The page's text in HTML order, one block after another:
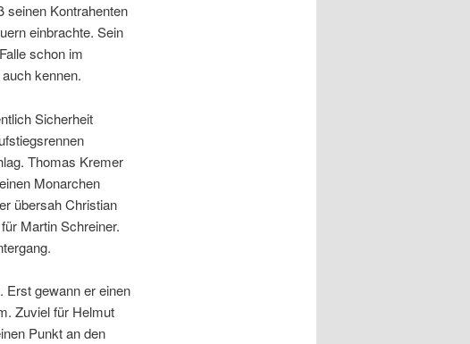
seinen Kontrahenten
einbrachte. Sein
schon im
kennen.
Sicherheit
Thomas Kremer
Monarchen
übersah Christian
Martin Schreiner.
Erst gewann er einen
Zuviel für Helmut
Punkt an den